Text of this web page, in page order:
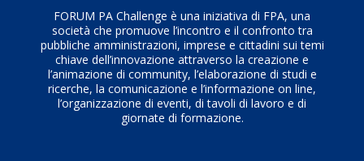
FORUM PA Challenge è una iniziativa di FPA, una
società che promuove l’incontro e il confronto tra
pubbliche amministrazioni, imprese e cittadini sui temi
chiave dell’innovazione attraverso la creazione e
l’animazione di community, l’elaborazione di studi e
ricerche, la comunicazione e l’informazione on line,
l’organizzazione di eventi, di tavoli di lavoro e di
giornate di formazione.